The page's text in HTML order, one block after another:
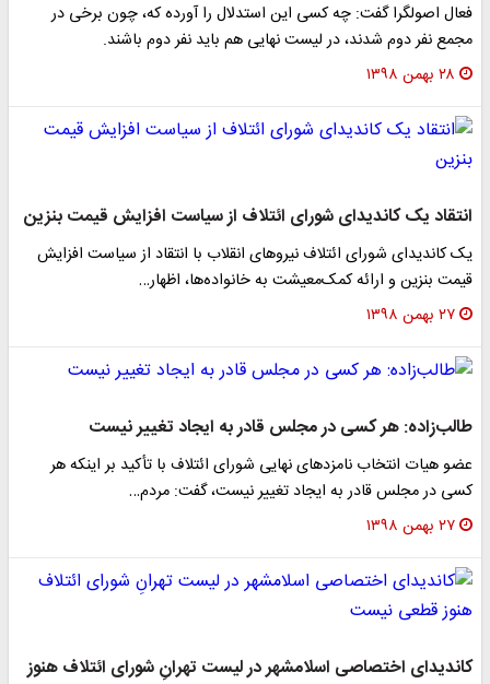
فعال اصولگرا گفت: چه کسی این استدلال را آورده که، چون برخی در
مجمع نفر دوم شدند، در لیست نهایی هم باید نفر دوم باشند.
۲۸ بهمن ۱۳۹۸
انتقاد یک کاندیدای شورای ائتلاف از سیاست افزایش قیمت بنزین
یک کاندیدای شورای ائتلاف نیروهای انقلاب با انتقاد از سیاست افزایش
قیمت بنزین و ارائه کمک‌معیشت به خانواده‌ها، اظهار…
۲۷ بهمن ۱۳۹۸
طالب‌زاده: هر کسی در مجلس قادر به ایجاد تغییر نیست
عضو هیات انتخاب نامزد‌های نهایی شورای ائتلاف با تأکید بر اینکه هر
کسی در مجلس قادر به ایجاد تغییر نیست، گفت: مردم…
۲۷ بهمن ۱۳۹۸
کاندیدای اختصاصی اسلامشهر در لیست تهرانِ شورای ائتلاف هنوز